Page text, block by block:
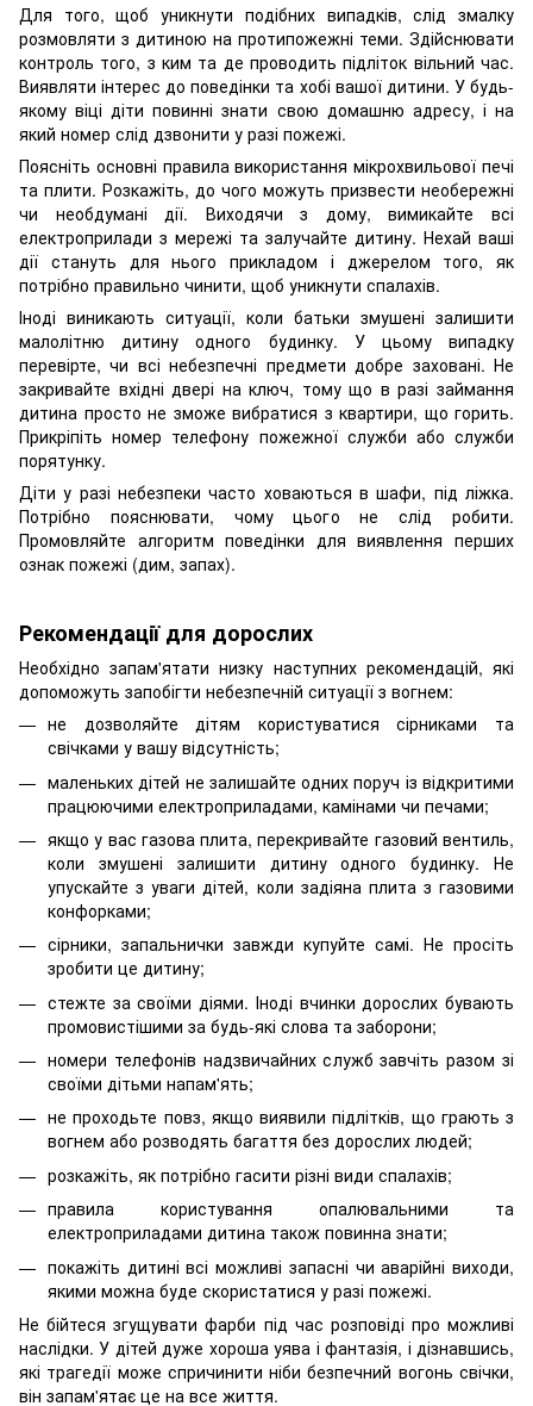
Для того, щоб уникнути подібних випадків, слід змалку
розмовляти з дитиною на протипожежні теми. Здійснювати
контроль того, з ким та де проводить підліток вільний час.
Виявляти інтерес до поведінки та хобі вашої дитини. У будь-
якому віці діти повинні знати свою домашню адресу, і на
який номер слід дзвонити у разі пожежі.
Поясніть основні правила використання мікрохвильової печі
та плити. Розкажіть, до чого можуть призвести необережні
чи необдумані дії. Виходячи з дому, вимикайте всі
електроприлади з мережі та залучайте дитину. Нехай ваші
дії стануть для нього прикладом і джерелом того, як
потрібно правильно чинити, щоб уникнути спалахів.
Іноді виникають ситуації, коли батьки змушені залишити
малолітню дитину одного будинку. У цьому випадку
перевірте, чи всі небезпечні предмети добре заховані. Не
закривайте вхідні двері на ключ, тому що в разі займання
дитина просто не зможе вибратися з квартири, що горить.
Прикріпіть номер телефону пожежної служби або служби
порятунку.
Діти у разі небезпеки часто ховаються в шафи, під ліжка.
Потрібно пояснювати, чому цього не слід робити.
Промовляйте алгоритм поведінки для виявлення перших
ознак пожежі (дим, запах).
Рекомендації для дорослих
Необхідно запам'ятати низку наступних рекомендацій, які
допоможуть запобігти небезпечній ситуації з вогнем:
не дозволяйте дітям користуватися сірниками та
свічками у вашу відсутність;
маленьких дітей не залишайте одних поруч із відкритими
працюючими електроприладами, камінами чи печами;
якщо у вас газова плита, перекривайте газовий вентиль,
коли змушені залишити дитину одного будинку. Не
упускайте з уваги дітей, коли задіяна плита з газовими
конфорками;
сірники, запальнички завжди купуйте самі. Не просіть
зробити це дитину;
стежте за своїми діями. Іноді вчинки дорослих бувають
промовистішими за будь-які слова та заборони;
номери телефонів надзвичайних служб завчіть разом зі
своїми дітьми напам'ять;
не проходьте повз, якщо виявили підлітків, що грають з
вогнем або розводять багаття без дорослих людей;
розкажіть, як потрібно гасити різні види спалахів;
правила користування опалювальними та
електроприладами дитина також повинна знати;
покажіть дитині всі можливі запасні чи аварійні виходи,
якими можна буде скористатися у разі пожежі.
Не бійтеся згущувати фарби під час розповіді про можливі
наслідки. У дітей дуже хороша уява і фантазія, і дізнавшись,
які трагедії може спричинити ніби безпечний вогонь свічки,
він запам'ятає це на все життя.